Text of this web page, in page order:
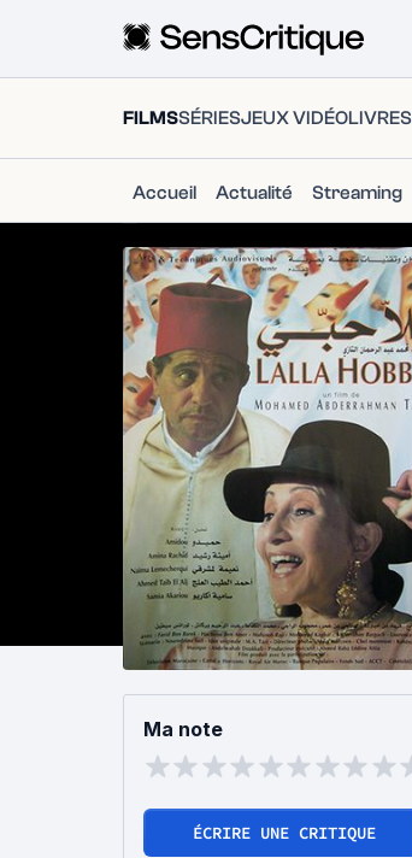
FILMSSÉRIESJEUX VIDÉOLIVRES
Accueil Actualité Streaming
Ma note
ÉCRIRE UNE CRITIQUE